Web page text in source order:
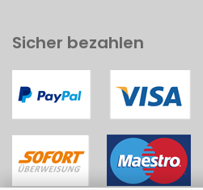
Sicher bezahlen